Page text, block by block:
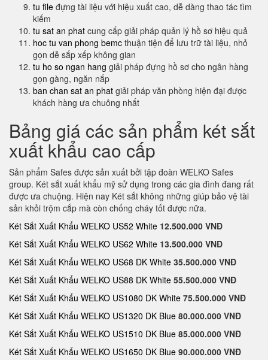
tu file đựng tài liệu với hiệu xuất cao, dễ dàng thao tác tìm
kiếm
tu sat an phat cung cấp giải pháp quản lý hồ sơ hiệu quả
hoc tu van phong bemc thuận tiện để lưu trữ tài liệu, nhỏ
gọn dễ sắp xếp không gian
tu ho so ngan hang giải pháp đựng hồ sơ cho ngân hàng
gọn gàng, ngăn nắp
ban chan sat an phat giải pháp văn phòng hiện đại được
khách hàng ưa chuông nhất
Bảng giá các sản phẩm két sắt
xuất khẩu cao cấp
Sản phẩm Safes được sản xuất bởi tập đoàn WELKO Safes
group. Két sắt xuất khẩu mỹ sử dụng trong các gia đình đang rất
được ưa chuộng. Hiện nay Két sắt không những giúp bảo vệ tài
sản khỏi trộm cắp mà còn chống cháy tốt được nữa.
Két Sắt Xuất Khẩu WELKO US52 White 12.500.000 VNĐ
Két Sắt Xuất Khẩu WELKO US62 White 13.500.000 VNĐ
Két Sắt Xuất Khẩu WELKO US68 DK White 35.500.000 VNĐ
Két Sắt Xuất Khẩu WELKO US88 DK White 55.500.000 VNĐ
Két Sắt Xuất Khẩu WELKO US1080 DK White 75.500.000 VNĐ
Két Sắt Xuất Khẩu WELKO US1320 DK Blue 80.000.000 VNĐ
Két Sắt Xuất Khẩu WELKO US1510 DK Blue 85.000.000 VNĐ
Két Sắt Xuất Khẩu WELKO US1650 DK Blue 90.000.000 VNĐ